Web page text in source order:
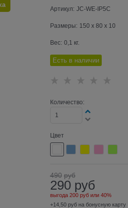
Артикул: JC-WE-IP5C
Размеры: 150 x 80 x 10
Вес: 0,1 кг.
Есть в наличии
Количество:
Цвет
490 руб
290 руб
выгода 200 рубили 40%
+14,50 руб на бонусную карту